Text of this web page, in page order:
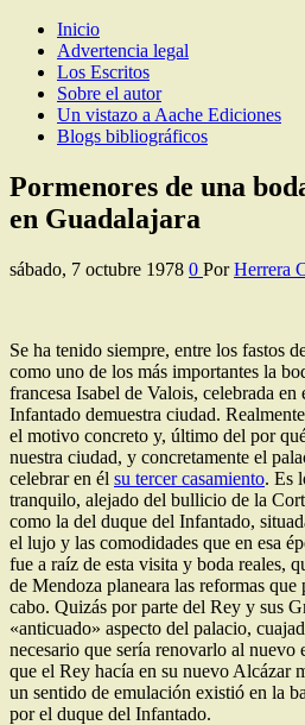
Los Escritos de Herrera Casado
Artículos y comentarios sobre
Inicio
Advertencia legal
Los Escritos
Sobre el autor
Un vistazo a Aache Ediciones
Blogs bibliográficos
Pormenores de una
en Guadalajara
sábado, 7 octubre 1978 0 Por Herrera
Se ha tenido siempre, entre los fastos
como uno de los más importantes la
francesa Isabel de Valois, celebrada
Infantado demuestra ciudad.
el motivo concreto y, último del por
nuestra ciudad, y concretamente el
celebrar en él su tercer casamiento. Es
tranquilo, alejado del bullicio de la
como la del duque del Infantado,
el lujo y las comodidades que en esa
fue a raíz de esta visita y boda reales,
de Mendoza planeara las reformas que
cabo. Quizás por parte del Rey y sus
«anticuado» aspecto del ­palacio,
necesario que sería renovarlo al nuevo
que el Rey hacía en su nuevo Alcázar
un sentido de emulación existió en la
por el duque del Infantado.